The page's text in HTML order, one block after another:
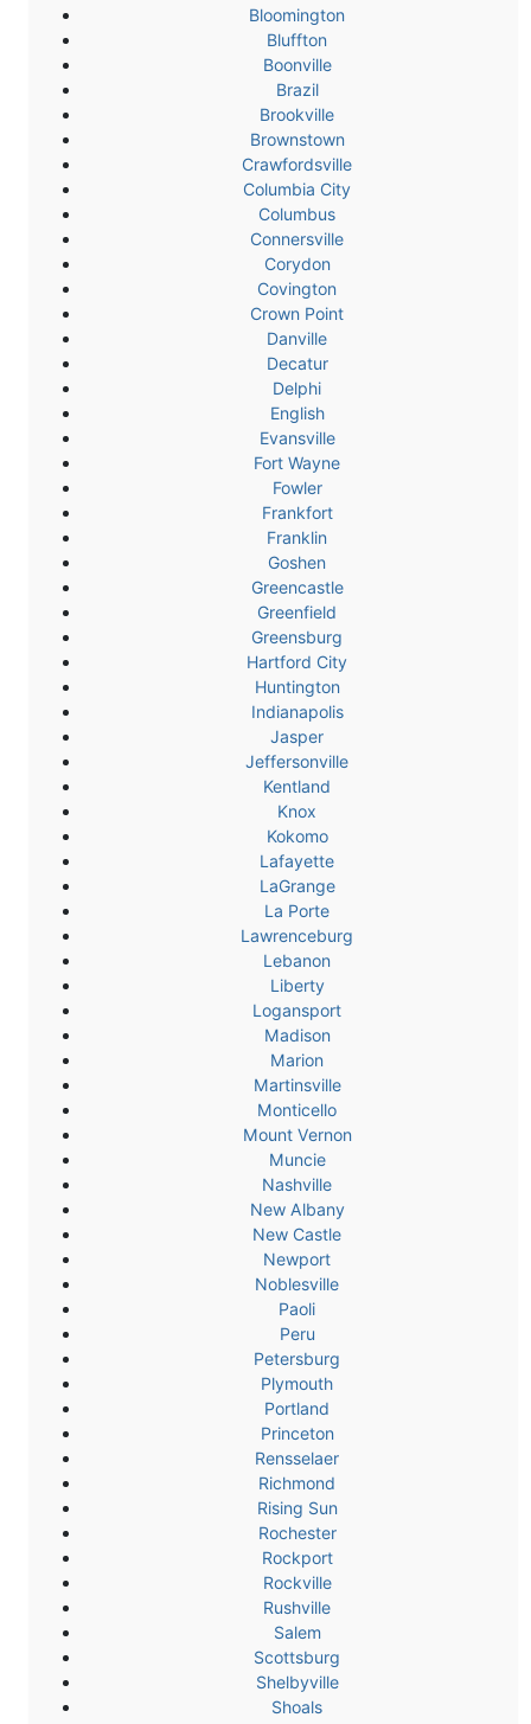
Bloomington
Bluffton
Boonville
Brazil
Brookville
Brownstown
Crawfordsville
Columbia City
Columbus
Connersville
Corydon
Covington
Crown Point
Danville
Decatur
Delphi
English
Evansville
Fort Wayne
Fowler
Frankfort
Franklin
Goshen
Greencastle
Greenfield
Greensburg
Hartford City
Huntington
Indianapolis
Jasper
Jeffersonville
Kentland
Knox
Kokomo
Lafayette
LaGrange
La Porte
Lawrenceburg
Lebanon
Liberty
Logansport
Madison
Marion
Martinsville
Monticello
Mount Vernon
Muncie
Nashville
New Albany
New Castle
Newport
Noblesville
Paoli
Peru
Petersburg
Plymouth
Portland
Princeton
Rensselaer
Richmond
Rising Sun
Rochester
Rockport
Rockville
Rushville
Salem
Scottsburg
Shelbyville
Shoals